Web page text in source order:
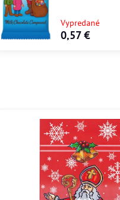
Vypredané
0,57 €